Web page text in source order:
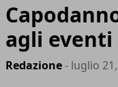
agli
Redazione- luglio